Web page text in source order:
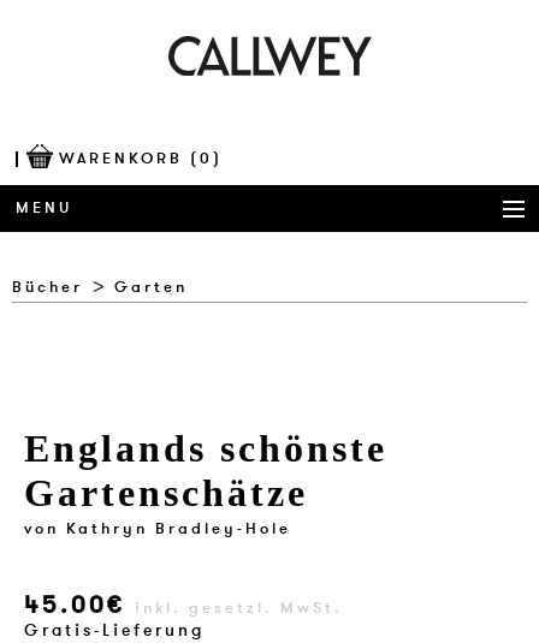
WARENKORB (0)
MENU
CORPORATE PUBLISHING
BLOG
JOBS
Bücher Garten
Englands schönste
Gartenschätze
von Kathryn Bradley-Hole
45.00€ inkl. gesetzl. MwSt.
Gratis-Lieferung